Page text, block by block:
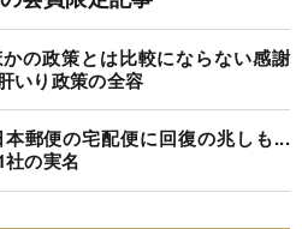
の政策とは比較にならない感謝
いり政策の全容
郵便の宅配便に回復の兆しも...
社の実名